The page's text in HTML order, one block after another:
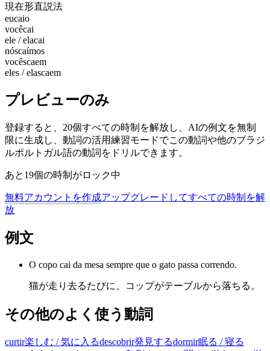
現在形直説法
eucaio
vocêcai
ele / elacai
nóscaímos
vocêscaem
eles / elascaem
プレビューのみ
登録すると、20個すべての時制を解放し、AIの例文を無制
限に生成し、動詞の活用練習モードでこの動詞や他のブラジ
ルポルトガル語の動詞をドリルできます。
あと19個の時制がロック中
無料アカウントを作成アップグレードしてすべての時制を解
放
例文
O copo cai da mesa sempre que o gato passa correndo.
猫が走り去るたびに、コップがテーブルから落ちる。
その他のよく使う動詞
curtir楽しむ / 気に入るdescobrir発見するdormir眠る / 寝る